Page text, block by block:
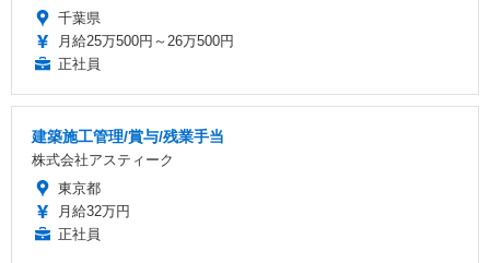
千葉県
月給25万500円～26万500円
正社員
建築施工管理/賞与/残業手当
株式会社アスティーク
東京都
月給32万円
正社員